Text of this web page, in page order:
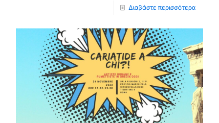
Διαβάστε περισσότερα